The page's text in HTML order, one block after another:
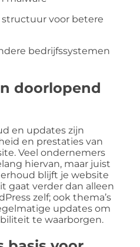
structuur voor betere
bedrijfssystemen
doorlopend
en updates zijn
en prestaties van
Veel ondernemers
hiervan, maar juist
blijft je website
gaat verder dan alleen
zelf; ook thema’s
updates om
te waarborgen.